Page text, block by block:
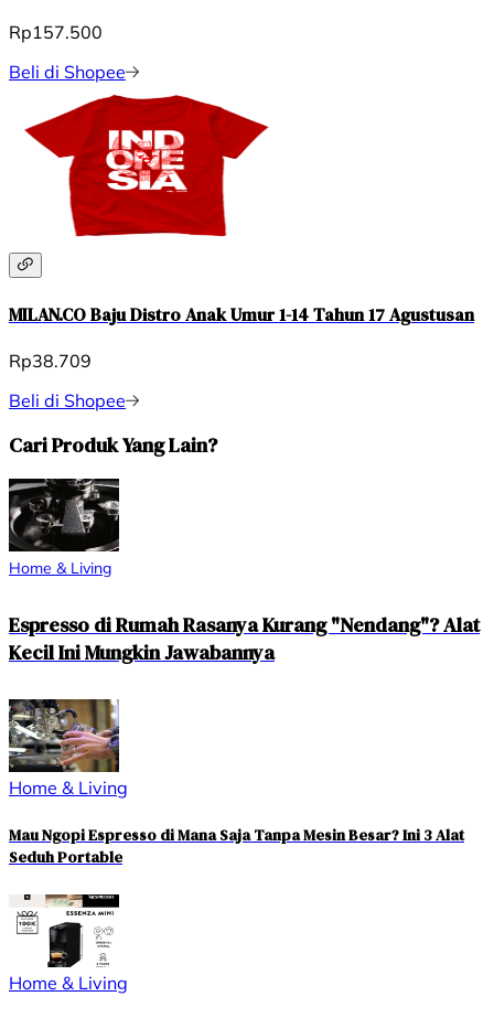
Rp157.500
Beli di Shopee
MILAN.CO Baju Distro Anak Umur 1-14 Tahun 17 Agustusan
Rp38.709
Beli di Shopee
Cari Produk Yang Lain?
Home & Living
Espresso di Rumah Rasanya Kurang "Nendang"? Alat
Kecil Ini Mungkin Jawabannya
Home & Living
Mau Ngopi Espresso di Mana Saja Tanpa Mesin Besar? Ini 3 Alat
Seduh Portable
Home & Living